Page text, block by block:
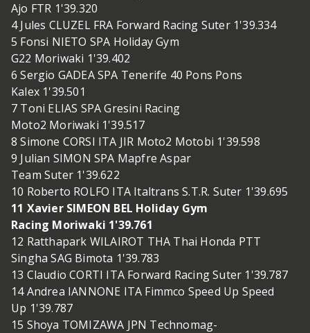
Ajo FTR 1'39.320
4 Jules CLUZEL FRA Forward Racing Suter 1'39.334
5 Fonsi NIETO SPA Holiday Gym
G22 Moriwaki 1'39.402
6 Sergio GADEA SPA Tenerife 40 Pons Pons
Kalex 1'39.501
7 Toni ELIAS SPA Gresini Racing
Moto2 Moriwaki 1'39.517
8 Simone CORSI ITA JIR Moto2 Motobi 1'39.598
9 Julian SIMON SPA Mapfre Aspar
Team Suter 1'39.622
10 Roberto ROLFO ITA Italtrans S.T.R. Suter 1'39.695
11 Xavier SIMEON BEL Holiday Gym
Racing Moriwaki 1'39.761
12 Ratthapark WILAIROT THA Thai Honda PTT
Singha SAG Bimota 1'39.783
13 Claudio CORTI ITA Forward Racing Suter 1'39.787
14 Andrea IANNONE ITA Fimmco Speed Up Speed
Up 1'39.787
15 Shoya TOMIZAWA JPN Technomag-